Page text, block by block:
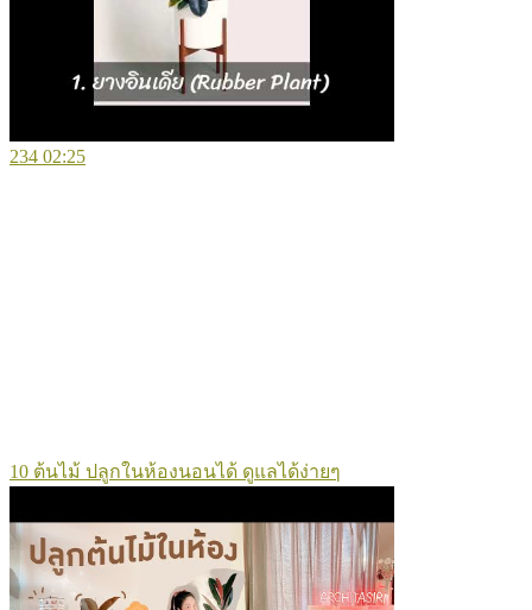
234 02:25
10 ต้นไม้ ปลูกในห้องนอนได้ ดูแลได้ง่ายๆ